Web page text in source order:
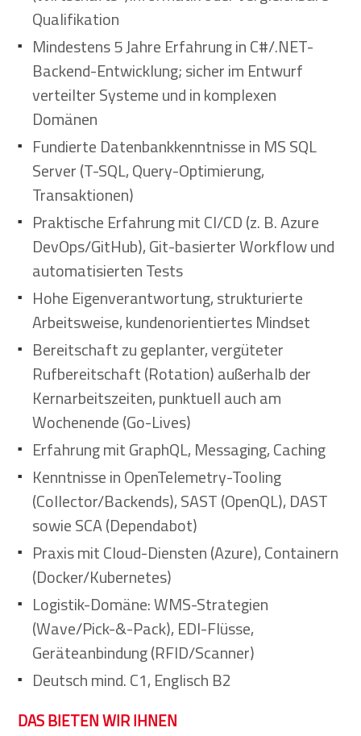
Qualifikation
Mindestens 5 Jahre Erfahrung in C#/.NET-
Backend-Entwicklung; sicher im Entwurf
verteilter Systeme und in komplexen
Domänen
Fundierte Datenbankkenntnisse in MS SQL
Server (T-SQL, Query-Optimierung,
Transaktionen)
Praktische Erfahrung mit CI/CD (z. B. Azure
DevOps/GitHub), Git-basierter Workflow und
automatisierten Tests
Hohe Eigenverantwortung, strukturierte
Arbeitsweise, kundenorientiertes Mindset
Bereitschaft zu geplanter, vergüteter
Rufbereitschaft (Rotation) außerhalb der
Kernarbeitszeiten, punktuell auch am
Wochenende (Go-Lives)
Erfahrung mit GraphQL, Messaging, Caching
Kenntnisse in OpenTelemetry-Tooling
(Collector/Backends), SAST (OpenQL), DAST
sowie SCA (Dependabot)
Praxis mit Cloud-Diensten (Azure), Containern
(Docker/Kubernetes)
Logistik-Domäne: WMS-Strategien
(Wave/Pick-&-Pack), EDI-Flüsse,
Geräteanbindung (RFID/Scanner)
Deutsch mind. C1, Englisch B2
DAS BIETEN WIR IHNEN